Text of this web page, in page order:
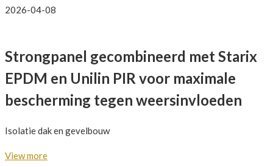
2026-04-08
Strongpanel gecombineerd met Starix
EPDM en Unilin PIR voor maximale
bescherming tegen weersinvloeden
Isolatie dak en gevelbouw
View more